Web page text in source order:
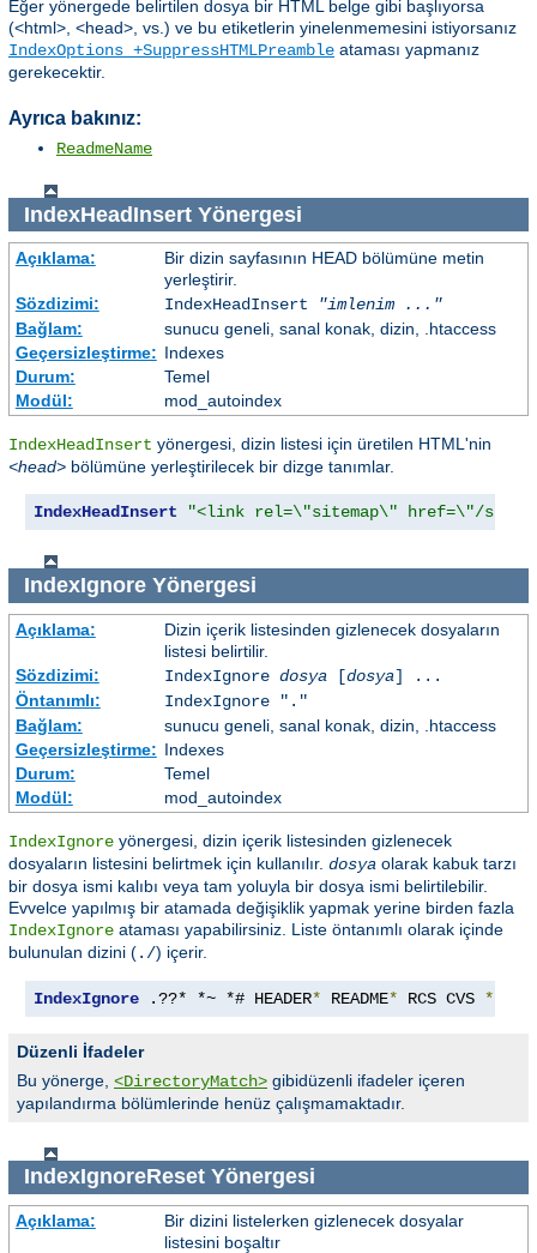
Eğer yönergede belirtilen dosya bir HTML belge gibi başlıyorsa
(<html>, <head>, vs.) ve bu etiketlerin yinelenmemesini istiyorsanız
IndexOptions +SuppressHTMLPreamble ataması yapmanız
gerekecektir.
Ayrıca bakınız:
ReadmeName
IndexHeadInsertYönergesi
Açıklama:
Bir dizin sayfasının HEAD bölümüne metin
yerleştirir.
Sözdizimi:
IndexHeadInsert
"imlenim ..."
Bağlam:
sunucu geneli, sanal konak, dizin, .htaccess
Geçersizleştirme: Indexes
Durum:
Temel
Modül:
mod_autoindex
IndexHeadInsert yönergesi, dizin listesi için üretilen HTML'nin
<head> bölümüne yerleştirilecek bir dizge tanımlar.
IndexHeadInsert "<link rel=\"sitemap\" href=\"/
IndexIgnoreYönergesi
Açıklama:
Dizin içerik listesinden gizlenecek dosyaların
listesi belirtilir.
Sözdizimi:
IndexIgnore dosya[dosya] ...
Öntanımlı:
IndexIgnore "."
Bağlam:
sunucu geneli, sanal konak, dizin, .htaccess
Geçersizleştirme: Indexes
Durum:
Temel
Modül:
mod_autoindex
IndexIgnore yönergesi, dizin içerik listesinden gizlenecek
dosyaların listesini belirtmek için kullanılır. dosya olarak kabuk tarzı
bir dosya ismi kalıbı veya tam yoluyla bir dosya ismi belirtilebilir.
Evvelce yapılmış bir atamada değişiklik yapmak yerine birden fazla
IndexIgnore ataması yapabilirsiniz. Liste öntanımlı olarak içinde
bulunulan dizini (./) içerir.
IndexIgnore .??* *~ *# HEADER* README* RCS CVS *,
Düzenli İfadeler
Bu yönerge, <DirectoryMatch> gibidüzenli ifadeler içeren
yapılandırma bölümlerinde henüz çalışmamaktadır.
IndexIgnoreResetYönergesi
Açıklama:
Bir dizini listelerken gizlenecek dosyalar
listesini boşaltır